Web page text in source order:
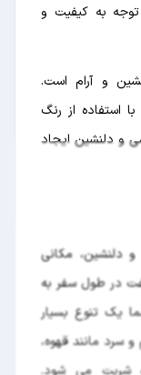
به کیفیت و
و آرام است.
استفاده از رنگ
و دلنشین ایجاد
دلنشین، مکانی
در طول سفر به
یک تنوع بسیار
سرد مانند قهوه،
و شربت می شود.